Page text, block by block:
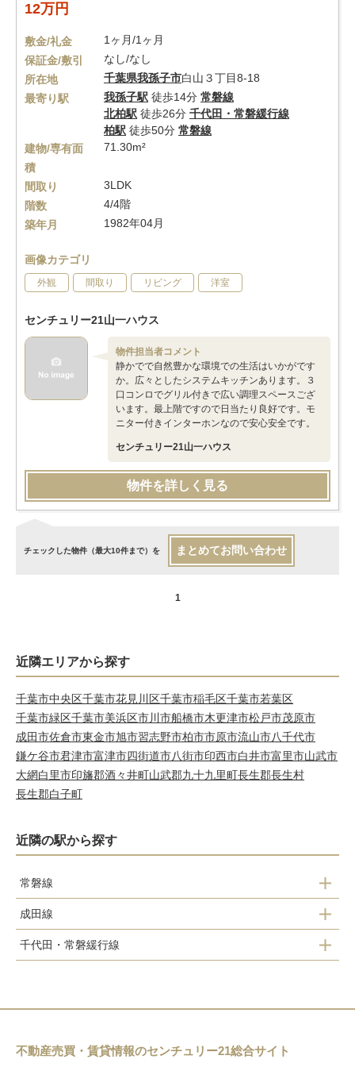
12万円
敷金/礼金
1ヶ月/1ヶ月
保証金/敷引
なし/なし
所在地
千葉県我孫子市白山３丁目8-18
最寄り駅
我孫子駅 徒歩14分 常磐線
北柏駅 徒歩26分 千代田・常磐緩行線
柏駅 徒歩50分 常磐線
建物/専有面
積
71.30m²
間取り
3LDK
階数
4/4階
築年月
1982年04月
画像カテゴリ
外観 間取り リビング 洋室
センチュリー21山一ハウス
物件担当者コメント
静かでで自然豊かな環境での生活はいかがです
か。広々としたシステムキッチンあります。３
口コンロでグリル付きで広い調理スペースござ
います。最上階ですので日当たり良好です。モ
ニター付きインターホンなので安心安全です。
センチュリー21山一ハウス
物件を詳しく見る
チェックした物件（最大10件まで）を まとめてお問い合わせ
1
近隣エリアから探す
千葉市中央区千葉市花見川区千葉市稲毛区千葉市若葉区
千葉市緑区千葉市美浜区市川市船橋市木更津市松戸市茂原市
成田市佐倉市東金市旭市習志野市柏市市原市流山市八千代市
鎌ケ谷市君津市富津市四街道市八街市印西市白井市富里市山武市
大網白里市印旛郡酒々井町山武郡九十九里町長生郡長生村
長生郡白子町
近隣の駅から探す
常磐線
我孫子駅
天王台駅
成田線
我孫子駅
新木駅
千代田・常磐緩行線
天王台駅
不動産売買・賃貸情報のセンチュリー21総合サイト